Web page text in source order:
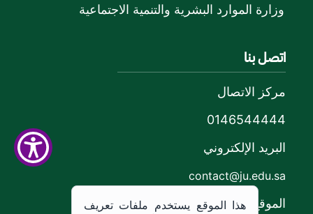
وزارة الموارد البشرية والتنمية الاجتماعية
اتصل بنا
مركز الاتصال
0146544444
البريد الإلكتروني
contact@ju.edu.sa
الموقع
هذا الموقع يستخدم ملفات تعريف